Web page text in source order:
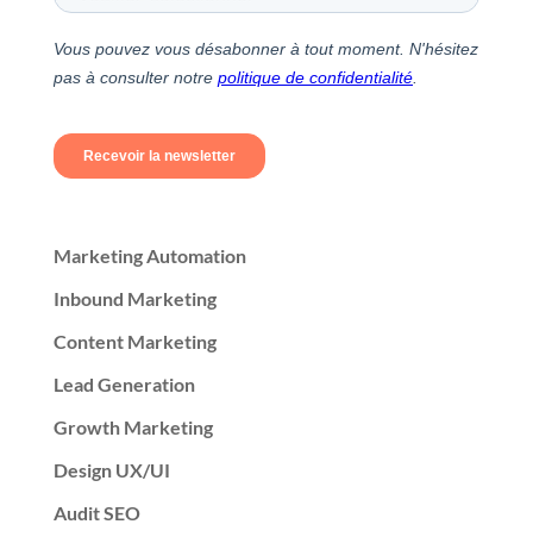
Marketing Automation
Inbound Marketing
Content Marketing
Lead Generation
Growth Marketing
Design UX/UI
Audit SEO